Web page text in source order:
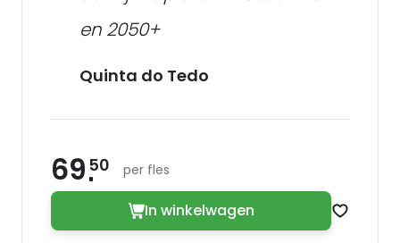
en 2050+
Quinta do Tedo
69 50 per fles
In winkelwagen Zet op